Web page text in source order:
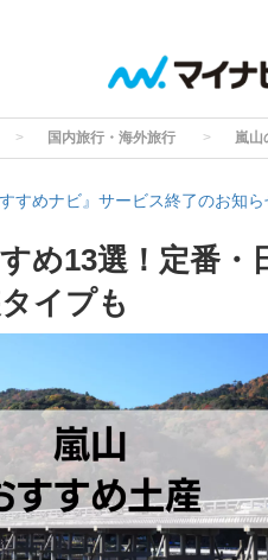
国内旅行・海外旅行 嵐山
すすめナビ』サービス終了のお知ら
め13選！定番・
イプも